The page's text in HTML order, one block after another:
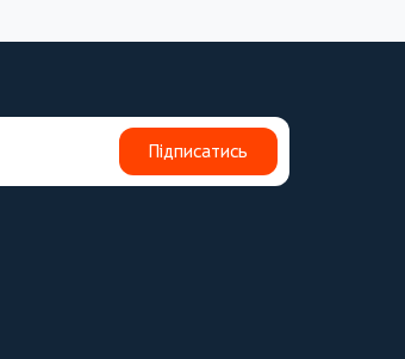
Підписатись